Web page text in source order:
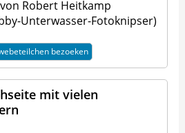
Robert Heitkamp
Unterwasser-Fotoknipser)
bezoeken
mit vielen